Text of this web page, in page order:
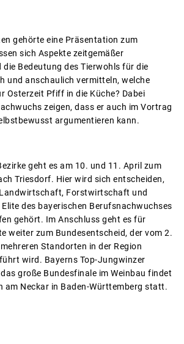
gehörte eine Präsentation zum
sich Aspekte zeitgemäßer
Bedeutung des Tierwohls für die
und anschaulich vermitteln, welche
Osterzeit Pfiff in die Küche? Dabei
zeigen, dass er auch im Vortrag
argumentieren kann.
geht es am 10. und 11. April zum
Triesdorf. Hier wird sich entscheiden,
Forstwirtschaft und
des bayerischen Berufsnachwuchses
gehört. Im Anschluss geht es für
weiter zum Bundesentscheid, der vom 2.
Standorten in der Region
wird. Bayerns Top-Jungwinzer
große Bundesfinale im Weinbau findet
am Neckar in Baden-Württemberg statt.